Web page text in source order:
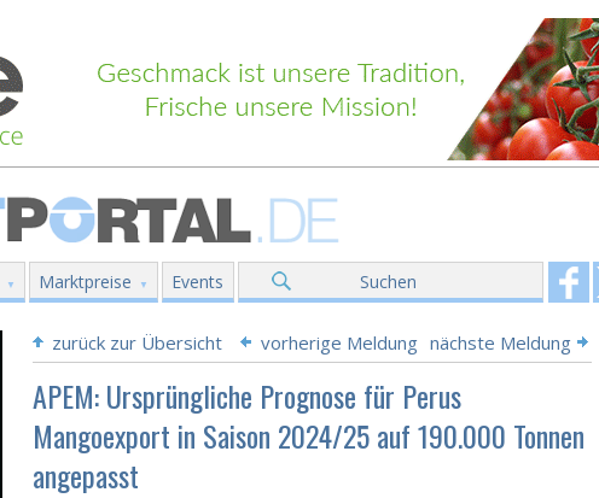
Marktpreise Events Suchen
zurück zur Übersicht vorherige Meldung nächste Meldung
APEM: Ursprüngliche Prognose für Perus
Mangoexport in Saison 2024/25 auf 190.000 Tonnen
angepasst